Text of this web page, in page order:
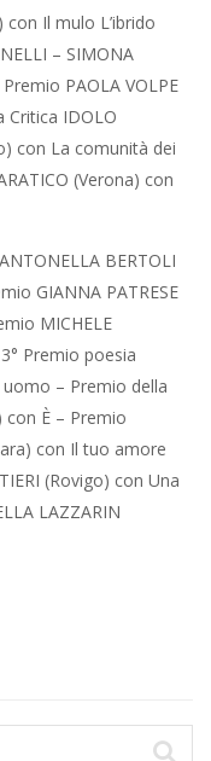
Il mulo L’ibrido
– SIMONA
PAOLA VOLPE
Critica IDOLO
con La comunità dei
(Verona) con
BERTOLI
GIANNA PATRESE
MICHELE
Premio poesia
– Premio della
con È – Premio
con Il tuo amore
(Rovigo) con Una
LAZZARIN